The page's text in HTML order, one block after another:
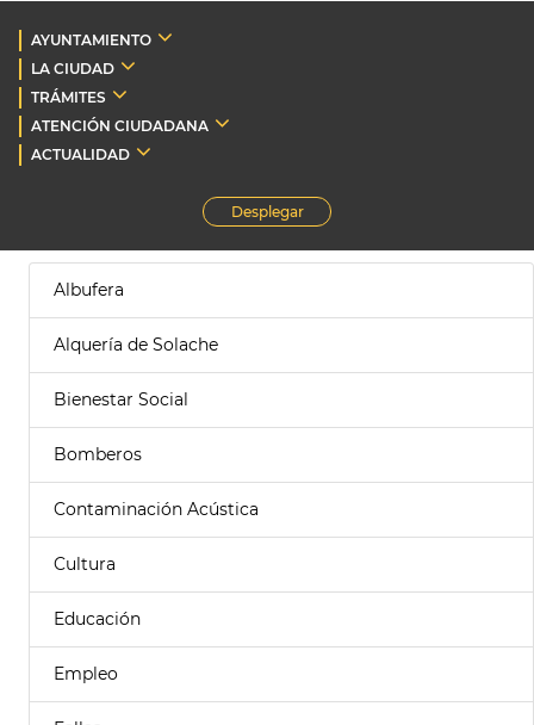
AYUNTAMIENTO
LA CIUDAD
TRÁMITES
ATENCIÓN CIUDADANA
ACTUALIDAD
Desplegar
Albufera
Alquería de Solache
Bienestar Social
Bomberos
Contaminación Acústica
Cultura
Educación
Empleo